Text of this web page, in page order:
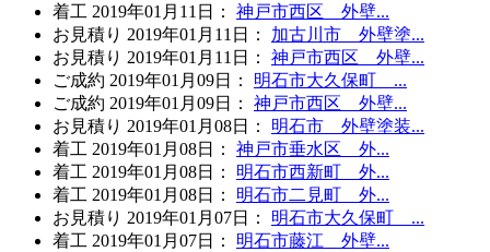
着工 2019年01月11日 ：
神戸市西区 外壁...
お見積り 2019年01月11日 ：
加古川市 外壁塗...
お見積り 2019年01月11日 ：
神戸市西区 外壁...
ご成約 2019年01月09日 ：
明石市大久保町 ...
ご成約 2019年01月09日 ：
神戸市西区 外壁...
お見積り 2019年01月08日 ：
明石市 外壁塗装...
着工 2019年01月08日 ：
神戸市垂水区 外...
着工 2019年01月08日 ：
明石市西新町 外...
着工 2019年01月08日 ：
明石市二見町 外...
お見積り 2019年01月07日 ：
明石市大久保町 ...
着工 2019年01月07日 ：
明石市藤江 外壁...